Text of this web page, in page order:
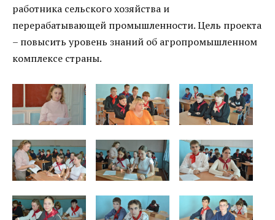
работника сельского хозяйства и
перерабатывающей промышленности. Цель проекта
– повысить уровень знаний об агропромышленном
комплексе страны.